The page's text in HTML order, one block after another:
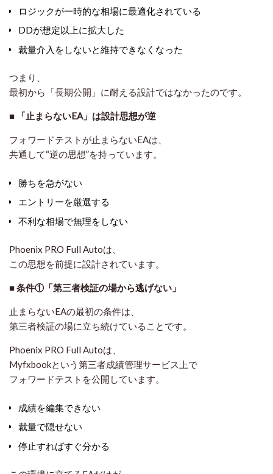
ロジックが一時的な相場に最適化されている
DDが想定以上に拡大した
裁量介入をしないと維持できなくなった
つまり、
最初から「長期公開」に耐える設計ではなかったのです。
■ 「止まらないEA」は設計思想が逆
フォワードテストが止まらないEAは、
共通して“逆の思想”を持っています。
勝ちを急がない
エントリーを厳選する
不利な相場で無理をしない
Phoenix PRO Full Autoは、
この思想を前提に設計されています。
■ 条件①「第三者検証の場から逃げない」
止まらないEAの最初の条件は、
第三者検証の場に立ち続けていること です。
Phoenix PRO Full Autoは、
Myfxbookという第三者成績管理サービス上で
フォワードテストを公開しています。
成績を編集できない
裁量で隠せない
停止すればすぐ分かる